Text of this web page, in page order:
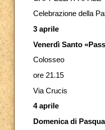
Celebrazione della
3 aprile
Venerdì Santo
Colosseo
ore 21.15
Via Crucis
4 aprile
Domenica di